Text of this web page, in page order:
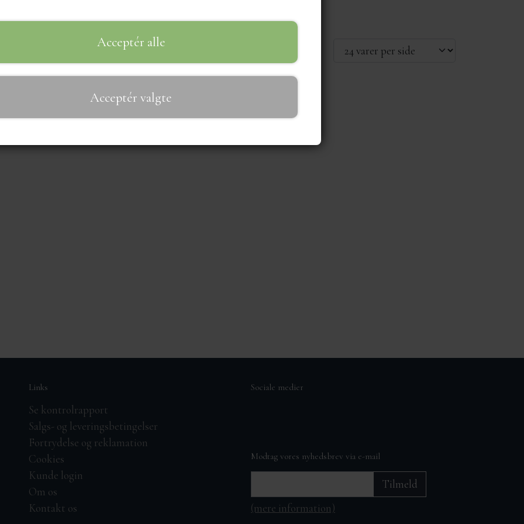
Links
Se kontrolrapport
Salgs- og leveringsbetingelser
Fortrydelse og reklamation
Cookies
Kunde login
Om os
Kontakt os
Sociale medier
Modtag vores nyhedsbrev via e-mail
Tilmeld
(mere information)
Acceptér alle
Acceptér valgte